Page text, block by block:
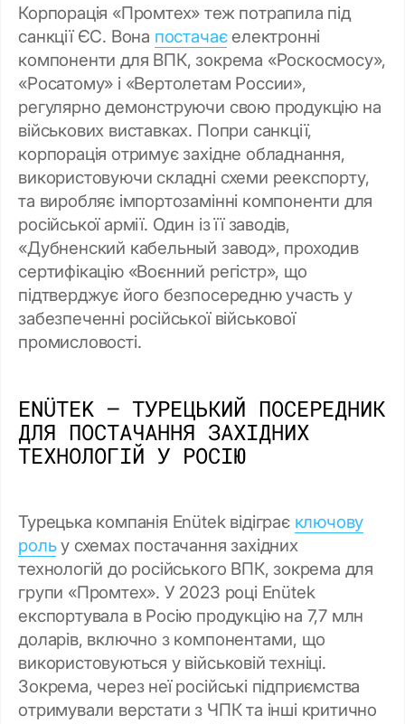
Корпорація «Промтех» теж потрапила під
санкції ЄС. Вона постачаєелектронні
компоненти для ВПК, зокрема «Роскосмосу»,
«Росатому» і «Вертолетам России»,
регулярно демонструючи свою продукцію на
військових виставках. Попри санкції,
корпорація отримує західне обладнання,
використовуючи складні схеми реекспорту,
та виробляє імпортозамінні компоненти для
російської армії. Один із її заводів,
«Дубненский кабельный завод», проходив
сертифікацію «Воєнний регістр», що
підтверджує його безпосередню участь у
забезпеченні російської військової
промисловості.
ENÜTEK — ТУРЕЦЬКИЙ ПОСЕРЕДНИК
ДЛЯ ПОСТАЧАННЯ ЗАХІДНИХ
ТЕХНОЛОГІЙ У РОСІЮ
Турецька компанія Enütek відіграє ключову
рольу схемах постачання західних
технологій до російського ВПК, зокрема для
групи «Промтех». У 2023 році Enütek
експортувала в Росію продукцію на 7,7 млн
доларів, включно з компонентами, що
використовуються у військовій техніці.
Зокрема, через неї російські підприємства
отримували верстати з ЧПК та інші критично